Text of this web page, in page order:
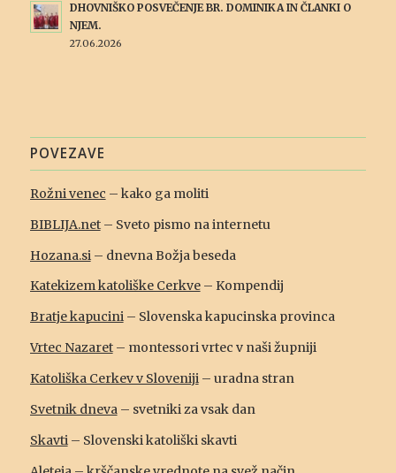
DHOVNIŠKO POSVEČENJE BR. DOMINIKA IN ČLANKI O
NJEM.
27.06.2026
POVEZAVE
Rožni venec – kako ga moliti
BIBLIJA.net– Sveto pismo na internetu
Hozana.si – dnevna Božja beseda
Katekizem katoliške Cerkve– Kompendij
Bratje kapucini– Slovenska kapucinska provinca
Vrtec Nazaret– montessori vrtec v naši župniji
Katoliška Cerkev v Sloveniji– uradna stran
Svetnik dneva– svetniki za vsak dan
Skavti– Slovenski katoliški skavti